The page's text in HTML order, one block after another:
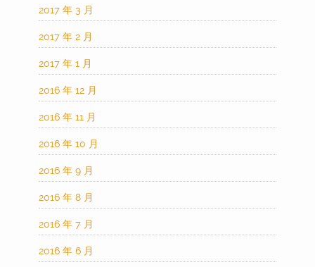
2017 年 3 月
2017 年 2 月
2017 年 1 月
2016 年 12 月
2016 年 11 月
2016 年 10 月
2016 年 9 月
2016 年 8 月
2016 年 7 月
2016 年 6 月